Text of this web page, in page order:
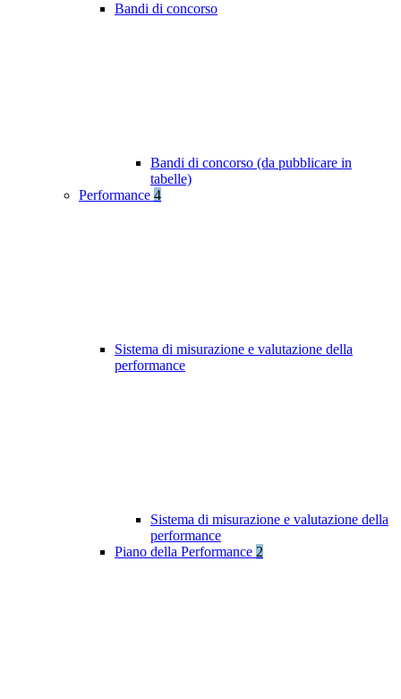
Bandi di concorso
Bandi di concorso (da pubblicare in
tabelle)
Performance 4
Sistema di misurazione e valutazione della
performance
Sistema di misurazione e valutazione della
performance
Piano della Performance 2